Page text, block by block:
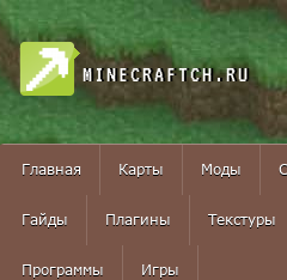
MINECRAFTCH.RU
Главная Карты Моды
Гайды Плагины Текстуры
Программы Игры